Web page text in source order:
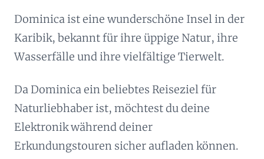
Dominica ist eine wunderschöne Insel in der
Karibik, bekannt für ihre üppige Natur, ihre
Wasserfälle und ihre vielfältige Tierwelt.
Da Dominica ein beliebtes Reiseziel für
Naturliebhaber ist, möchtest du deine
Elektronik während deiner
Erkundungstouren sicher aufladen können.